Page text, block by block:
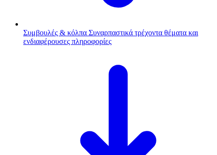
Συμβουλές & κόλπα Συναρπαστικά τρέχοντα θέματα και
ενδιαφέρουσες πληροφορίες